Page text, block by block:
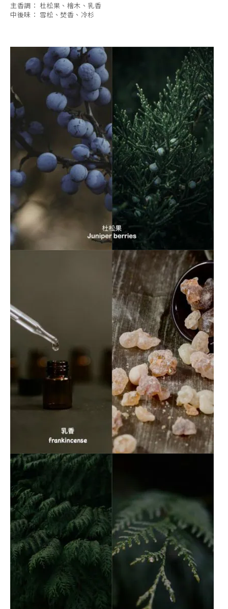
主香調： 杜松果、檜木、乳香
中後味： 雪松、焚香、冷杉